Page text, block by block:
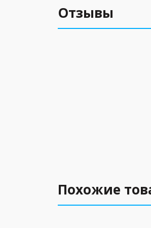
Отзывы
Похожие